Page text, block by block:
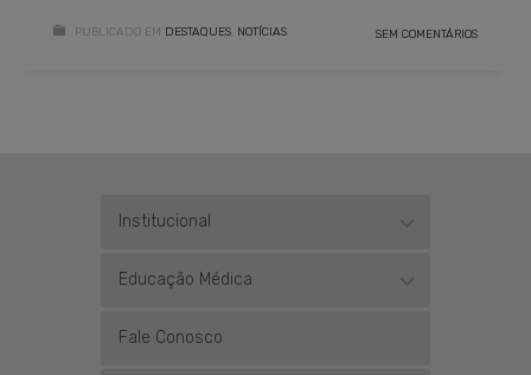
PUBLICADO EM DESTAQUES NOTÍCIAS SEM COMENTÁRIOS
Institucional
Educação Médica
Fale Conosco